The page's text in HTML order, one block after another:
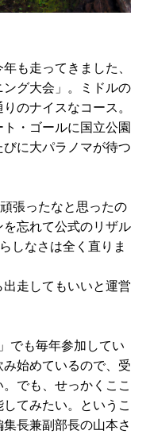
も走ってきました、
ング大会」。ミドルの
のナイスなコース。
・ゴールに国立公園
に大パラノマが待つ
張ったなと思ったの
忘れて公式のリザル
しなさは全く直りま
走してもいいと運営
でも毎年参加してい
始めているので、受
でも、せっかくここ
てみたい。というこ
長兼副部長の山本さ